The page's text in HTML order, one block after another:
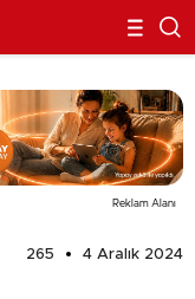
Reklam Alanı
265
4 Aralık 2024